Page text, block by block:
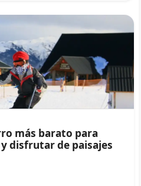
más barato para
disfrutar de paisajes